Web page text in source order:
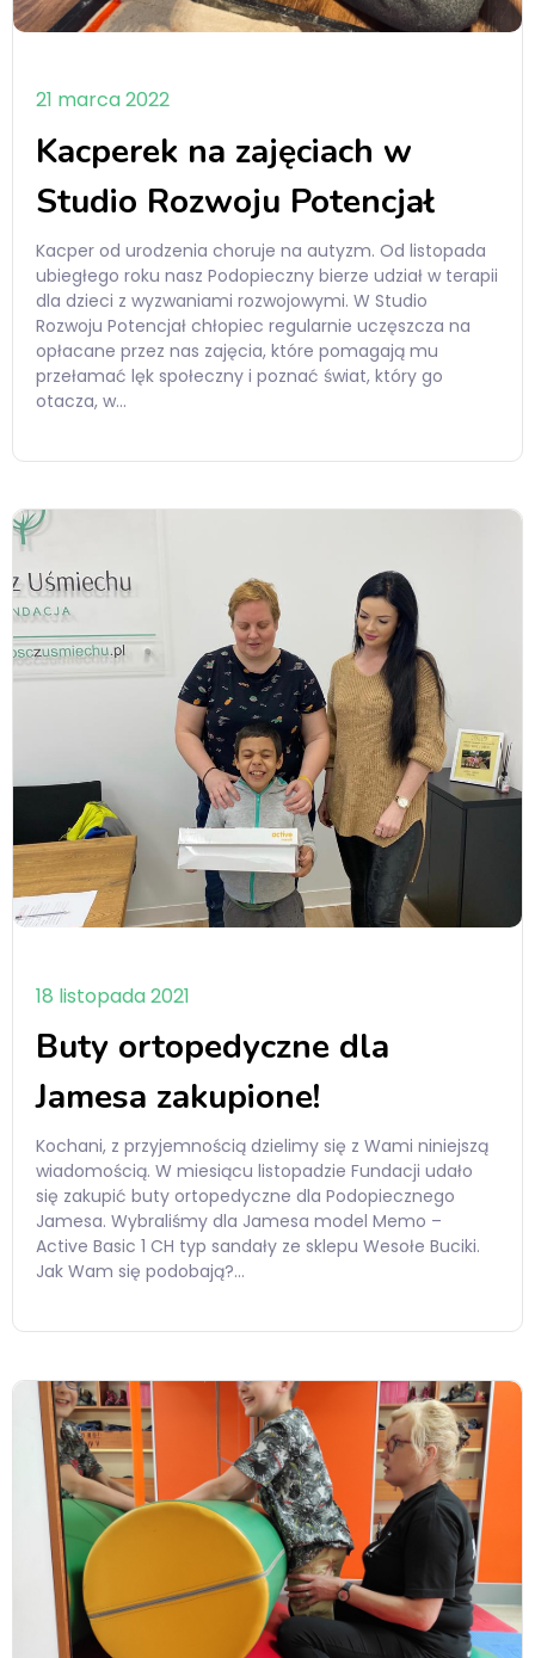
21 marca 2022
Kacperek na zajęciach w
Studio Rozwoju Potencjał
Kacper od urodzenia choruje na autyzm. Od listopada
ubiegłego roku nasz Podopieczny bierze udział w terapii
dla dzieci z wyzwaniami rozwojowymi. W Studio
Rozwoju Potencjał chłopiec regularnie uczęszcza na
opłacane przez nas zajęcia, które pomagają mu
przełamać lęk społeczny i poznać świat, który go
otacza, w…
18 listopada 2021
Buty ortopedyczne dla
Jamesa zakupione!
Kochani, z przyjemnością dzielimy się z Wami niniejszą
wiadomością. W miesiącu listopadzie Fundacji udało
się zakupić buty ortopedyczne dla Podopiecznego
Jamesa. Wybraliśmy dla Jamesa model Memo –
Active Basic 1 CH typ sandały ze sklepu Wesołe Buciki.
Jak Wam się podobają?…